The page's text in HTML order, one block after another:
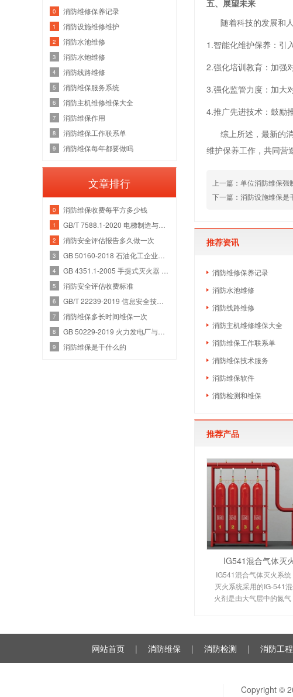
五、展望未来
随着科技的发展和人
1.智能化维护保养：引
2.强化培训教育：加强
3.强化监管力度：加大
4.推广先进技术：鼓励
综上所述，最新的消
维护保养工作，共同营
上一篇：单位消防维保强
下一篇：消防设施维保是
推荐资讯
消防维修保养记录
消防水池维修
消防线路维修
消防主机维修维保大全
消防维保工作联系单
消防维保技术服务
消防维保软件
消防检测和维保
推荐产品
IG541混合气体灭
IG541混合气体灭火系统
灭火系统采用的IG-541
火剂是由大气层中的氮气
例混合而成的一种
0 消防维修保养记录
1 消防设施维修维护
2 消防水池维修
3 消防水炮维修
4 消防线路维修
5 消防维保服务系统
6 消防主机维修维保大全
7 消防维保作用
8 消防维保工作联系单
9 消防维保每年都要做吗
文章排行
0 消防维保收费每平方多少钱
1
2 消防安全评估报告多久做一次
3
4
5 消防安全评估收费标准
6
7 消防维保多长时间维保一次
8
9 消防维保是干什么的
网站首页 | 消防维保 | 消防检测 | 消防工程
Copyright ©